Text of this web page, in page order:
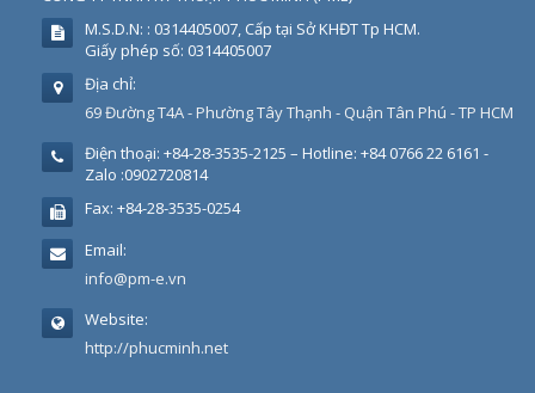
M.S.D.N: : 0314405007, Cấp tại Sở KHĐT Tp HCM.
Giấy phép số: 0314405007
Địa chỉ:
69 Đường T4A - Phường Tây Thạnh - Quận Tân Phú - TP HCM
Điện thoại: +84-28-3535-2125 – Hotline: +84 0766 22 6161 -
Zalo :0902720814
Fax: +84-28-3535-0254
Email:
info@pm-e.vn
Website:
http://phucminh.net